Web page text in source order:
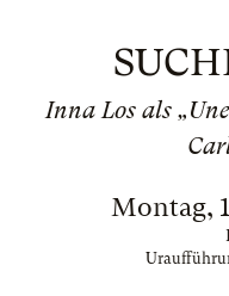
Inna Los als
Montag,